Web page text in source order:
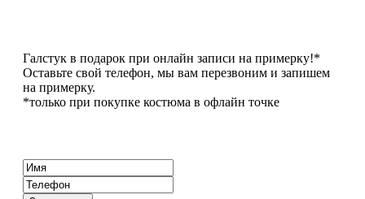
Галстук в подарок при онлайн записи на примерку!*
Оставьте свой телефон, мы вам перезвоним и запишем
на примерку.
*только при покупке костюма в офлайн точке